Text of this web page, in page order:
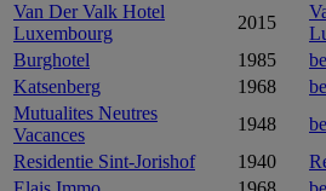
Van Der Valk Hotel
Luxembourg
2015
Burghotel
1985
be
Katsenberg
1968
be
Mutualites Neutres
Vacances
1948
be
Residentie Sint-Jorishof
1940